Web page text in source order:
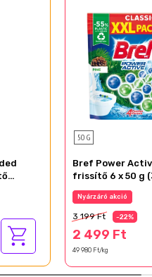
Shine
50 G
Bref Power
frissítő 6 x 50 g
Nyárzáró akció
3 199 Ft -22%
2 499 Ft
49 980 Ft/kg